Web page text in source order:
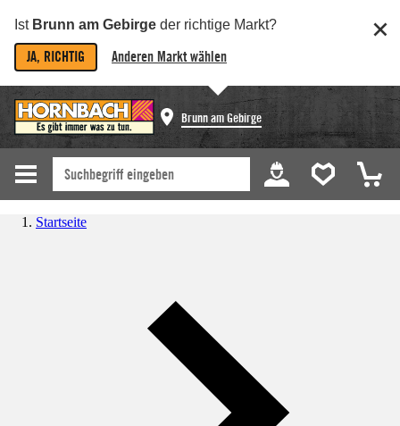
Ist Brunn am Gebirge der richtige Markt?
JA, RICHTIG Anderen Markt wählen
Brunn am Gebirge
Startseite